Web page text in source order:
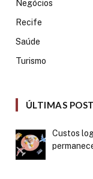
Negócios
Recife
Saúde
Turismo
ÚLTIMAS
Custos